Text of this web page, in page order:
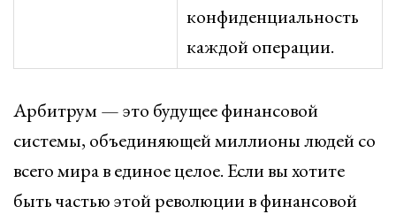
конфиденциальность
каждой операции.
Арбитрум — это будущее финансовой
системы, объединяющей миллионы людей со
всего мира в единое целое. Если вы хотите
быть частью этой революции в финансовой